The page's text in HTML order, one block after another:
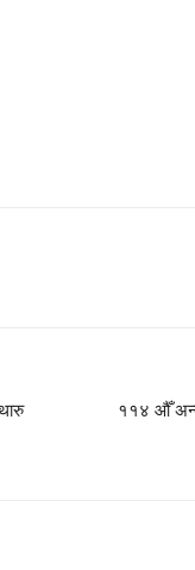
११४ औँ